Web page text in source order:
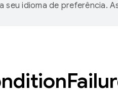
seu idioma de preferência.